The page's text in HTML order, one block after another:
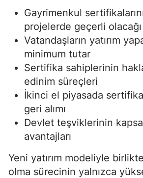
Gayrimenkul
projelerde geçerli olacağı
Vatandaşların yatırım
minimum tutar
Sertifika sahiplerinin
edinim süreçleri
İkinci el piyasada
geri alımı
Devlet teşviklerinin
avantajları
Yeni yatırım modeliyle
olma sürecinin yalnızca